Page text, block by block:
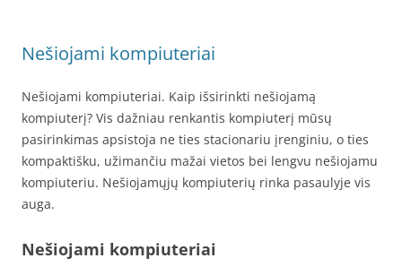
Nešiojami kompiuteriai
Nešiojami kompiuteriai. Kaip išsirinkti nešiojamą
kompiuterį? Vis dažniau renkantis kompiuterį mūsų
pasirinkimas apsistoja ne ties stacionariu įrenginiu, o ties
kompaktišku, užimančiu mažai vietos bei lengvu nešiojamu
kompiuteriu. Nešiojamųjų kompiuterių rinka pasaulyje vis
auga.
Nešiojami kompiuteriai